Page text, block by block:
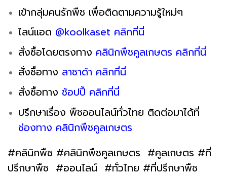
เข้ากลุ่มคนรักพืช เพื่อติดตามความรู้ใหม่ๆ
ไลน์แอด @koolkaset คลิกที่นี่
สั่งซื้อโดยตรงทาง คลินิกพืชคูลเกษตร คลิกที่นี่
สั่งซื้อทาง ลาซาด้า คลิกที่นี่
สั่งซื้อทาง ช้อปปี้ คลิกที่นี่
ปรึกษาเรื่อง พืชออนไลน์ทั่วไทย ติดต่อมาได้ที่
ช่องทาง คลินิกพืชคูลเกษตร
#คลินิกพืช #คลินิกพืชคูลเกษตร #คูลเกษตร #ที่
ปรึกษาพืช #ออนไลน์ #ทั่วไทย #ที่ปรึกษาพืช